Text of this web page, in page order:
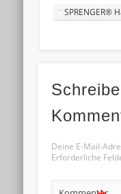
SPRENGER®
Deine E-Mail-
Erforderliche